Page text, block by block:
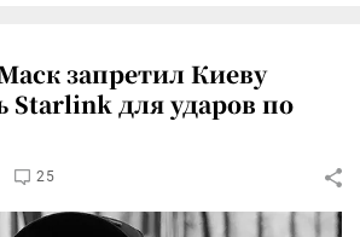
запретил Киеву
Starlink для ударов по
25